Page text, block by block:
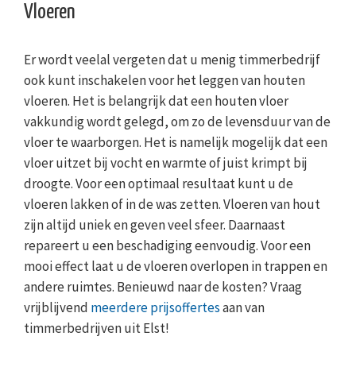
Vloeren
Er wordt veelal vergeten dat u menig timmerbedrijf
ook kunt inschakelen voor het leggen van houten
vloeren. Het is belangrijk dat een houten vloer
vakkundig wordt gelegd, om zo de levensduur van de
vloer te waarborgen. Het is namelijk mogelijk dat een
vloer uitzet bij vocht en warmte of juist krimpt bij
droogte. Voor een optimaal resultaat kunt u de
vloeren lakken of in de was zetten. Vloeren van hout
zijn altijd uniek en geven veel sfeer. Daarnaast
repareert u een beschadiging eenvoudig. Voor een
mooi effect laat u de vloeren overlopen in trappen en
andere ruimtes. Benieuwd naar de kosten? Vraag
vrijblijvend meerdere prijsoffertesaan van
timmerbedrijven uit Elst!